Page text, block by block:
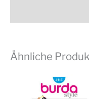
Ähnliche